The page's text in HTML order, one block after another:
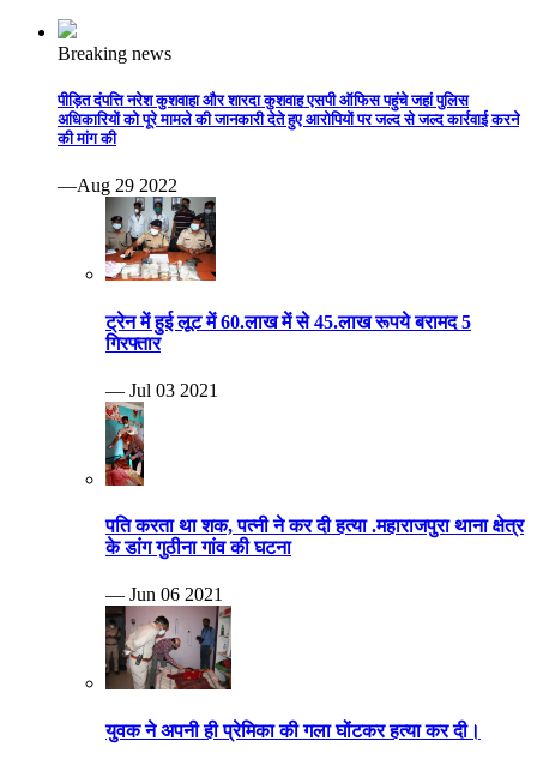
Breaking news
पीड़ित दंपत्ति नरेश कुशवाहा और शारदा कुशवाह एसपी ऑफिस पहुंचे जहां पुलिस
अधिकारियों को पूरे मामले की जानकारी देते हुए आरोपियों पर जल्द से जल्द कार्रवाई करने
की मांग की
—Aug 29 2022
ट्रेन में हुई लूट में 60.लाख में से 45.लाख रूपये बरामद 5
गिरफ्तार
— Jul 03 2021
पति करता था शक, पत्नी ने कर दी हत्या .महाराजपुरा थाना क्षेत्र
के डांग गुठीना गांव की घटना
— Jun 06 2021
युवक ने अपनी ही प्रेमिका की गला घोंटकर हत्या कर दी।